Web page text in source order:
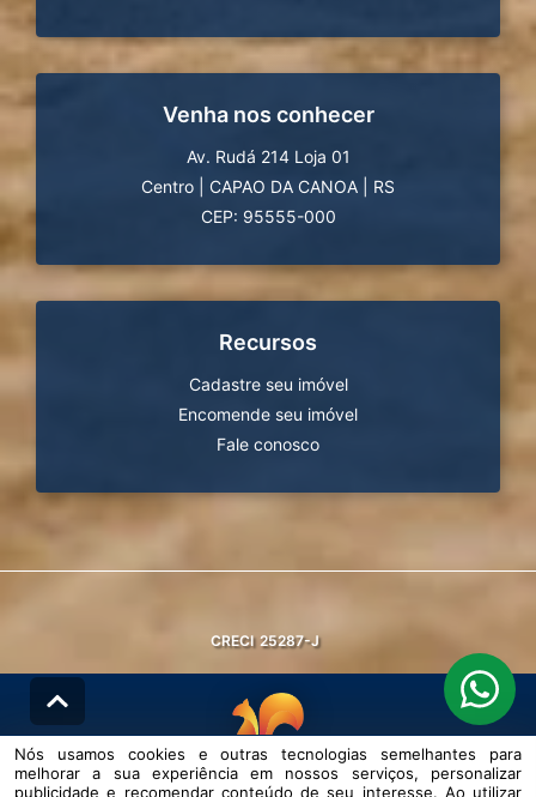
Venha nos conhecer
Av. Rudá 214 Loja 01
Centro
CAPAO DA CANOA
RS
CEP: 95555-000
Recursos
Cadastre seu imóvel
Encomende seu imóvel
Fale conosco
CRECI 25287-J
© DESENVOLVIDO PELAAGIL.NET
Nós usamos cookies e outras tecnologias semelhantes para
melhorar a sua experiência em nossos serviços, personalizar
publicidade e recomendar conteúdo de seu interesse. Ao utilizar